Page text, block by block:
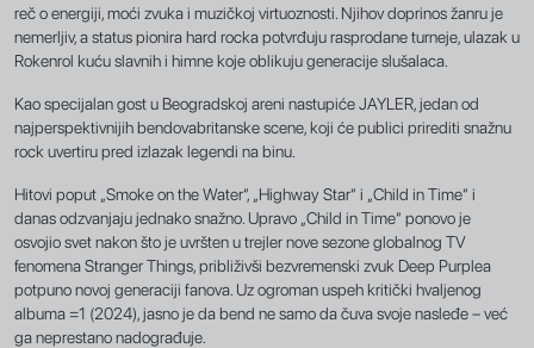
reč o energiji, moći zvuka i muzičkoj virtuoznosti. Njihov doprinos žanru je
nemerljiv, a status pionira hard rocka potvrđuju rasprodane turneje, ulazak u
Rokenrol kuću slavnih i himne koje oblikuju generacije slušalaca.
Kao specijalan gost u Beogradskoj areni nastupiće JAYLER, jedan od
najperspektivnijih bendovabritanske scene, koji će publici prirediti snažnu
rock uvertiru pred izlazak legendi na binu.
Hitovi poput „Smoke on the Water“, „Highway Star“ i „Child in Time“ i
danas odzvanjaju jednako snažno. Upravo „Child in Time“ ponovo je
osvojio svet nakon što je uvršten u trejler nove sezone globalnog TV
fenomena Stranger Things, približivši bezvremenski zvuk Deep Purplea
potpuno novoj generaciji fanova. Uz ogroman uspeh kritički hvaljenog
albuma =1 (2024), jasno je da bend ne samo da čuva svoje nasleđe – već
ga neprestano nadograđuje.